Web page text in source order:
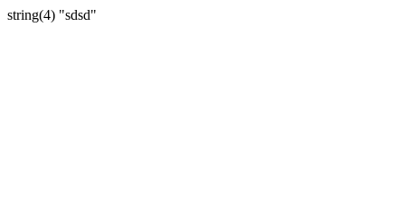
string(4) "sdsd"